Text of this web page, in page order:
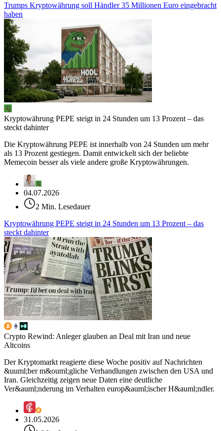
Trumps Kryptowährung soll Händler 35 Millionen Euro eingebracht
haben
Kryptowährung PEPE steigt in 24 Stunden um 13 Prozent – das
steckt dahinter
Die Kryptowährung PEPE ist innerhalb von 24 Stunden um mehr
als 13 Prozent gestiegen. Damit entwickelt sich der beliebte
Memecoin besser als viele andere große Kryptowährungen.
04.07.2026
2 Min. Lesedauer
Kryptowährung PEPE steigt in 24 Stunden um 13 Prozent – das
steckt dahinter
Crypto Rewind: Anleger glauben an Deal mit Iran und neue
Altcoins
Der Kryptomarkt reagierte diese Woche positiv auf Nachrichten
&uuml;ber m&ouml;gliche Verhandlungen zwischen den USA und
Iran. Gleichzeitig zeigen neue Daten eine deutliche
Ver&auml;nderung im Verhalten europ&auml;ischer H&auml;ndler.
31.05.2026